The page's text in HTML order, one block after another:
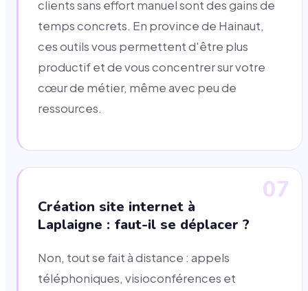
clients sans effort manuel sont des gains de
temps concrets. En province de Hainaut,
ces outils vous permettent d'être plus
productif et de vous concentrer sur votre
cœur de métier, même avec peu de
ressources.
07
Création site internet à
Laplaigne : faut-il se déplacer ?
Non, tout se fait à distance : appels
téléphoniques, visioconférences et